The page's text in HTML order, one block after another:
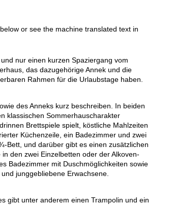
or see the machine translated text in
nur einen kurzen Spaziergang vom
das dazugehörige Annek und die
Rahmen für die Urlaubstage haben.
des Anneks kurz beschreiben. In beiden
klassischen Sommerhauscharakter
Brettspiele spielt, köstliche Mahlzeiten
Küchenzeile, ein Badezimmer und zwei
Bett, und darüber gibt es einen zusätzlichen
den zwei Einzelbetten oder der Alkoven-
Badezimmer mit Duschmöglichkeiten sowie
junggebliebene Erwachsene.
gibt unter anderem einen Trampolin und ein